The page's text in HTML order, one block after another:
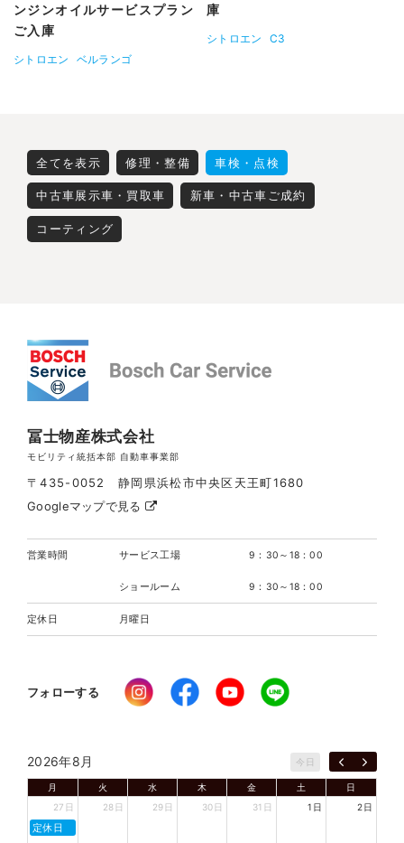
ンジンオイルサービスプラン
ご入庫
シトロエン ベルランゴ
庫
シトロエン C3
全てを表示 修理・整備 車検・点検
中古車展示車・買取車 新車・中古車ご成約
コーティング
冨士物産株式会社
モビリティ統括本部 自動車事業部
〒435-0052 静岡県浜松市中央区天王町1680
Googleマップで見る
営業時間 サービス工場 9：30～18：00
ショールーム 9：30～18：00
定休日 月曜日
フォローする
2026年8月 今日
月 火 水 木 金 土
日
27日
定休日
28日 29日 30日 31日 1日 2日